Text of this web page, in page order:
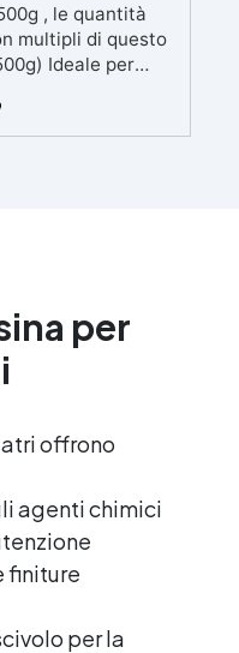
, le quantità
multipli di questo
Ideale per
una finitura
condizione.
per
offrono
agenti chimici
finiture
per la